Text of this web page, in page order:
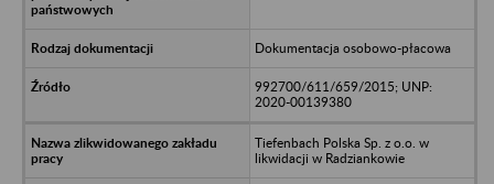
Dokumentacja osobowo-płacowa
992700/611/659/2015; UNP:
2020-00139380
Tiefenbach Polska Sp. z o.o. w
likwidacji w Radziankowie